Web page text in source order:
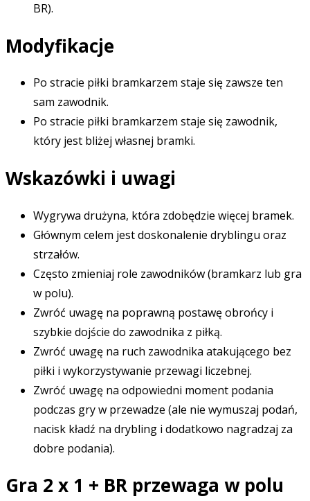
BR).
Modyfikacje
Po stracie piłki bramkarzem staje się zawsze ten
sam zawodnik.
Po stracie piłki bramkarzem staje się zawodnik,
który jest bliżej własnej bramki.
Wskazówki i uwagi
Wygrywa drużyna, która zdobędzie więcej bramek.
Głównym celem jest doskonalenie dryblingu oraz
strzałów.
Często zmieniaj role zawodników (bramkarz lub gra
w polu).
Zwróć uwagę na poprawną postawę obrońcy i
szybkie dojście do zawodnika z piłką.
Zwróć uwagę na ruch zawodnika atakującego bez
piłki i wykorzystywanie przewagi liczebnej.
Zwróć uwagę na odpowiedni moment podania
podczas gry w przewadze (ale nie wymuszaj podań,
nacisk kładź na drybling i dodatkowo nagradzaj za
dobre podania).
Gra 2 x 1 + BR przewaga w polu